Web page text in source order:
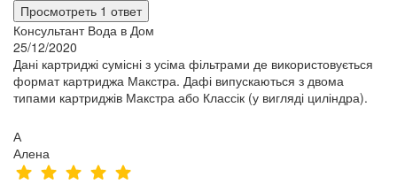
Просмотреть 1 ответ
Консультант Вода в Дом
25/12/2020
Дані картриджі сумісні з усіма фільтрами де використовується
формат картриджа Макстра. Дафі випускаються з двома
типами картриджів Макстра або Классік (у вигляді циліндра).
А
Алена